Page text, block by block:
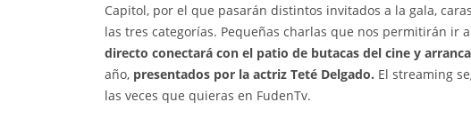
Capitol, por el que pasarán distintos invitados a la gala,
las tres categorías. Pequeñas charlas que nos permitirán ir
directo conectará con el patio de butacas del cine y
año, presentados por la actriz Teté Delgado. El streaming
las veces que quieras en FudenTv.